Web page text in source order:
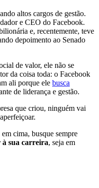
altos cargos de gestão.
e CEO do Facebook.
e, recentemente, teve
depoimento ao Senado
de valor, ele não se
da coisa toda: o Facebook
ali porque ele busca
de liderança e gestão.
que criou, ninguém vai
cima, busque sempre
à sua carreira, seja em